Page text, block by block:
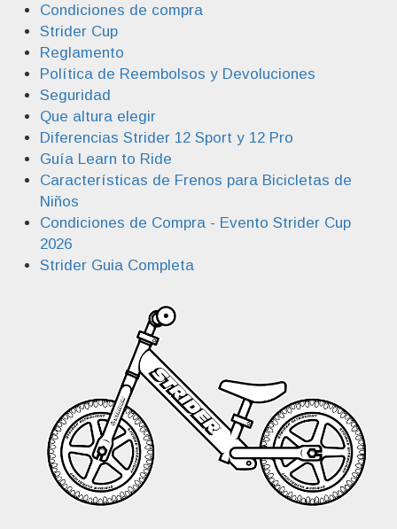
Condiciones de compra
Strider Cup
Reglamento
Política de Reembolsos y Devoluciones
Seguridad
Que altura elegir
Diferencias Strider 12 Sport y 12 Pro
Guía Learn to Ride
Características de Frenos para Bicicletas de
Niños
Condiciones de Compra - Evento Strider Cup
2026
Strider Guia Completa